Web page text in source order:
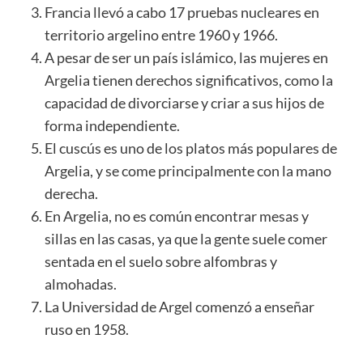
Francia llevó a cabo 17 pruebas nucleares en
territorio argelino entre 1960 y 1966.
A pesar de ser un país islámico, las mujeres en
Argelia tienen derechos significativos, como la
capacidad de divorciarse y criar a sus hijos de
forma independiente.
El cuscús es uno de los platos más populares de
Argelia, y se come principalmente con la mano
derecha.
En Argelia, no es común encontrar mesas y
sillas en las casas, ya que la gente suele comer
sentada en el suelo sobre alfombras y
almohadas.
La Universidad de Argel comenzó a enseñar
ruso en 1958.